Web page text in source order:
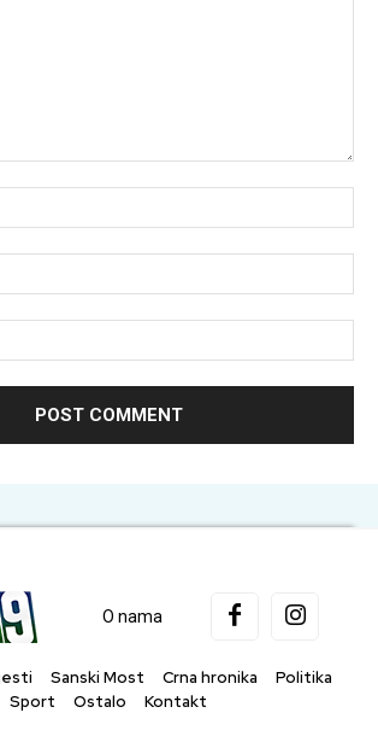
O nama
Sanski Most Crna hronika
Politika
Sport
Ostalo Kontakt